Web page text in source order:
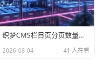
织梦CMS栏目页分页数量闹脾气？别慌，这份避坑指南请收好
2026-08-04 41 人在看